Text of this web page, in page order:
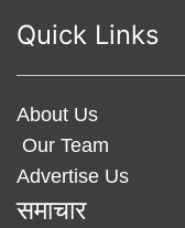
Quick Links
About Us
Our Team
Advertise Us
समाचार